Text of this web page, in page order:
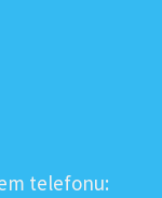
telefonu: